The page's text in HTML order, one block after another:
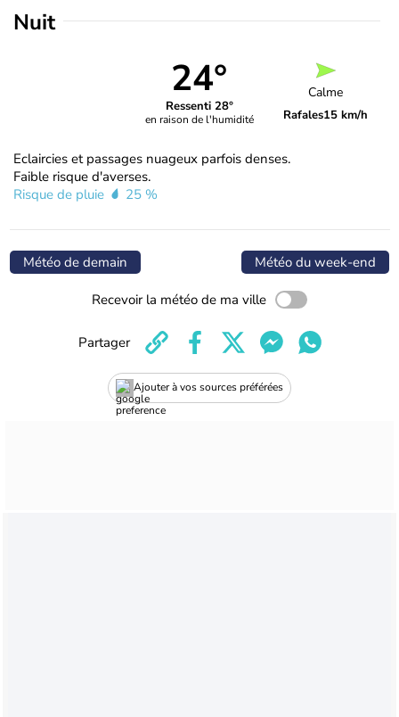
Nuit
24°
Ressenti 28°
en raison de l'humidité
Calme
Rafales15 km/h
Eclaircies et passages nuageux parfois denses.
Faible risque d'averses.
Risque de pluie
25 %
Météo de demain Météo du week-end
Recevoir la météo de ma ville
Ajouter à vos sources préférées
Partager